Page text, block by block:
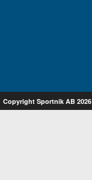
Copyright Sportnik AB 2026